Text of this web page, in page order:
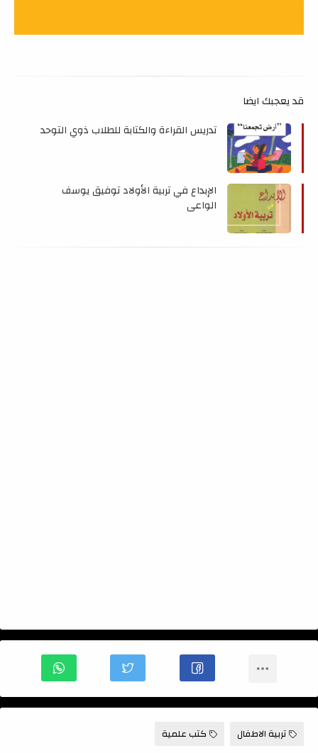
قد يعجبك ايضا
تدريس القراءة والكتابة للطلاب ذوي التوحد
الإبداع في تربية الأولاد توفيق يوسف
الواعي
تربية الاطفال كتب علمية